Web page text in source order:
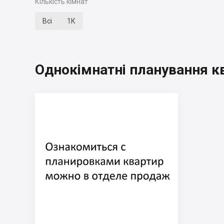
Всі 1К
Однокімнатні планування